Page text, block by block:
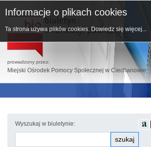
prowadzony przez:
Miejski Ośrodek Pomocy Społecznej w Ciechanowie
Wyszukaj w biuletynie:
szukaj
Informacje o plikach cookies
Ta strona używa plików cookies. Dowiedz się więcej...